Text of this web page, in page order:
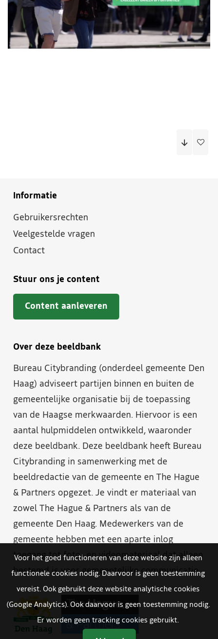
Informatie
Gebruikersrechten
Veelgestelde vragen
Contact
Stuur ons je content
Content aanleveren
Over deze beeldbank
Bureau Citybranding (onderdeel gemeente Den
Haag) adviseert partijen binnen en buiten de
gemeentelijke organisatie bij de toepassing
van de Haagse merkwaarden. Hiervoor is een
aantal hulpmiddelen ontwikkeld, waaronder
deze beeldbank. Deze beeldbank heeft Bureau
Citybranding in samenwerking met de
beeldredactie van de gemeente en The Hague
& Partners opgezet. Je vindt er materiaal van
zowel The Hague & Partners als van de
gemeente Den Haag. Medewerkers van de
gemeente hebben met een aparte inlog
toegang tot foto- en videomateriaal dat alleen
bestemd is voor gemeentelijke communicatie.
Voor het goed functioneren van deze website zijn alleen
functionele cookies nodig. Daarvoor is geen toestemming
vereist. Ook gebruikt deze website analytische cookies
(Google Analytics). Ook daarvoor is geen toestemming nodig.
Er worden geen tracking cookies gebruikt.